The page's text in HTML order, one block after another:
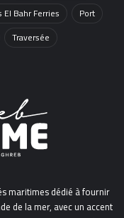
El Bahr Ferries
Port
Traversée
maritimes dédié à fournir
de la mer, avec un accent